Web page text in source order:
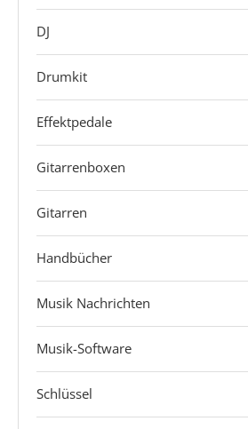
DJ
Drumkit
Effektpedale
Gitarrenboxen
Gitarren
Handbücher
Musik Nachrichten
Musik-Software
Schlüssel